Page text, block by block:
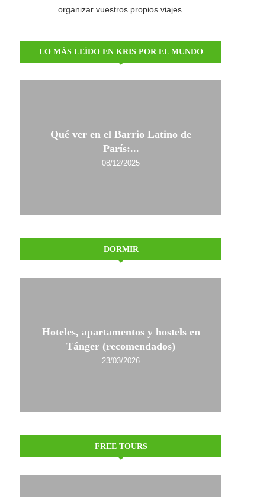
organizar vuestros propios viajes.
LO MÁS LEÍDO EN KRIS POR EL MUNDO
Qué ver en el Barrio Latino de
París:...
08/12/2025
DORMIR
Hoteles, apartamentos y hostels en
Tánger (recomendados)
23/03/2026
FREE TOURS